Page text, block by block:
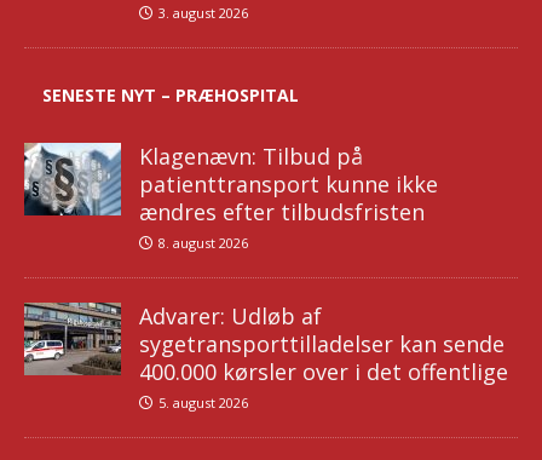
3. august 2026
SENESTE NYT – PRÆHOSPITAL
Klagenævn: Tilbud på
patienttransport kunne ikke
ændres efter tilbudsfristen
8. august 2026
Advarer: Udløb af
sygetransporttilladelser kan sende
400.000 kørsler over i det offentlige
5. august 2026